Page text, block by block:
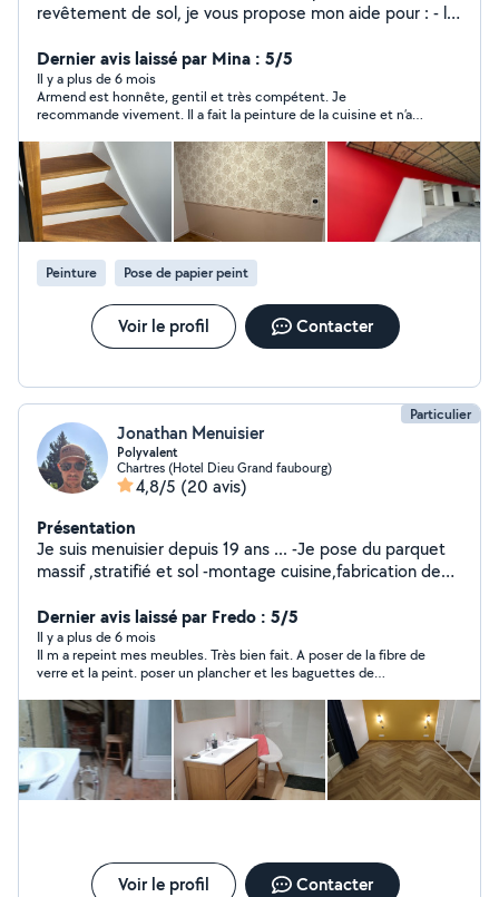
revêtement de sol, je vous propose mon aide pour : - la
ponçage, peinture, toile de verre, papier peint - le
revêtement de sol intérieur : pose de lino Travail soigné
et dans la bonne humeur ! Disponible rapidement Je
suis à l'écoute de vos projets.
Dernier avis laissé par Mina : 5/5
Il y a plus de 6 mois
Armend est honnête, gentil et très compétent. Je
recommande vivement. Il a fait la peinture de la cuisine et n’a
toutes nos questions. Merci.
Peinture Pose de papier peint
Voir le profil Contacter
Particulier
Jonathan Menuisier
Polyvalent
Chartres (Hotel Dieu Grand faubourg)
4,8/5 (20 avis)
Présentation
Je suis menuisier depuis 19 ans ... -Je pose du parquet
massif ,stratifié et sol -montage cuisine,fabrication de
diverses demandes concernant la menuiserie -je
débouche les canalisations des toilettes ,évier et
baignoire . -peinture ,pose faïence ,sol ,placo,isolation ,
tonte de pelouse etc ... -location de DIABLE,
ASPIRATEUR INJECTEUR EXTRACTEUR
Dernier avis laissé par Fredo : 5/5
Il y a plus de 6 mois
Il m a repeint mes meubles. Très bien fait. A poser de la fibre de
verre et la peint. poser un plancher et les baguettes de
recommande.
Voir le profil Contacter